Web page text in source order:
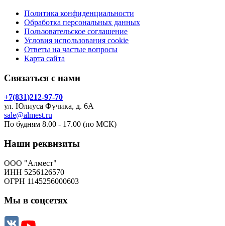
Политика конфиденциальности
Обработка персональных данных
Пользовательское соглашение
Условия использования cookie
Ответы на частые вопросы
Карта сайта
Связаться с нами
+7(831)212-97-70
ул. Юлиуса Фучика, д. 6А
sale@almest.ru
По будням 8.00 - 17.00 (по МСК)
Наши реквизиты
ООО "Алмест"
ИНН 5256126570
ОГРН 1145256000603
Мы в соцсетях